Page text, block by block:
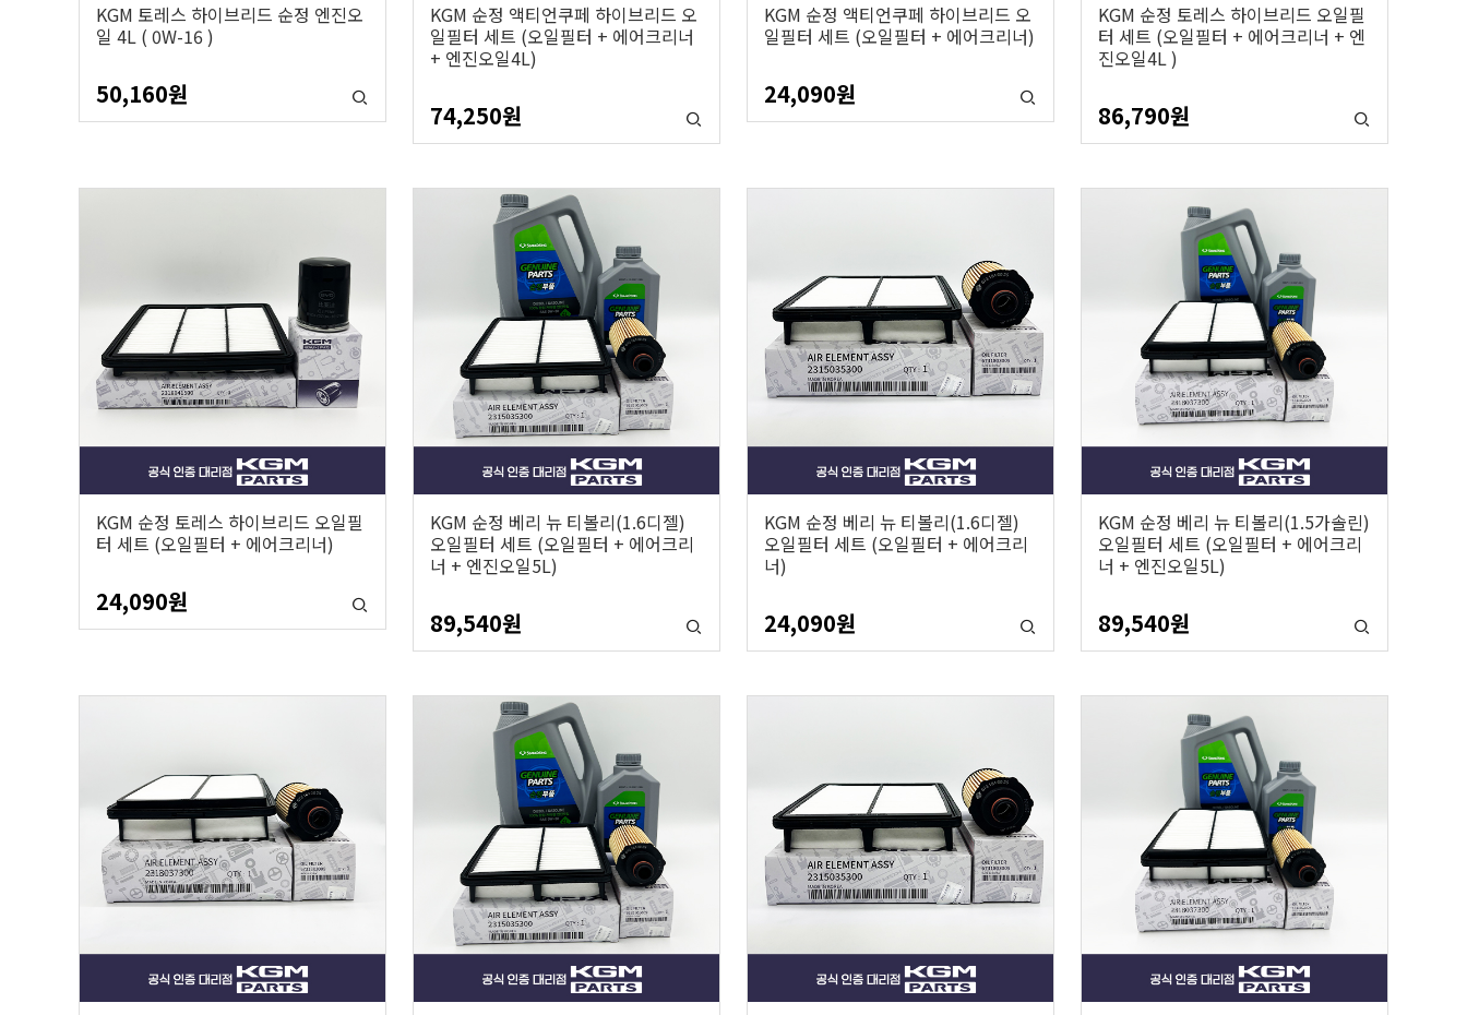
KGM 토레스 하이브리드 순정 엔진오
일 4L ( 0W-16 )
50,160원
KGM 순정 액티언쿠페 하이브리드 오
일필터 세트 (오일필터 + 에어크리너
+ 엔진오일4L)
74,250원
KGM 순정 액티언쿠페 하이브리드 오
일필터 세트 (오일필터 + 에어크리너)
24,090원
KGM 순정 토레스 하이브리드 오일필
터 세트 (오일필터 + 에어크리너 + 엔
진오일4L )
86,790원
KGM 순정 토레스 하이브리드 오일필
터 세트 (오일필터 + 에어크리너)
24,090원
KGM 순정 베리 뉴 티볼리(1.6디젤)
오일필터 세트 (오일필터 + 에어크리
너 + 엔진오일5L)
89,540원
KGM 순정 베리 뉴 티볼리(1.6디젤)
오일필터 세트 (오일필터 + 에어크리
너)
24,090원
KGM 순정 베리 뉴 티볼리(1.5가솔린)
오일필터 세트 (오일필터 + 에어크리
너 + 엔진오일5L)
89,540원